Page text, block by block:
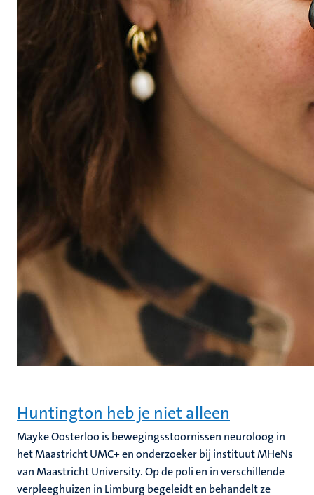
Huntington heb je niet alleen
Mayke Oosterloo is bewegingsstoornissen neuroloog in
het Maastricht UMC+ en onderzoeker bij instituut MHeNs
van Maastricht University. Op de poli en in verschillende
verpleeghuizen in Limburg begeleidt en behandelt ze